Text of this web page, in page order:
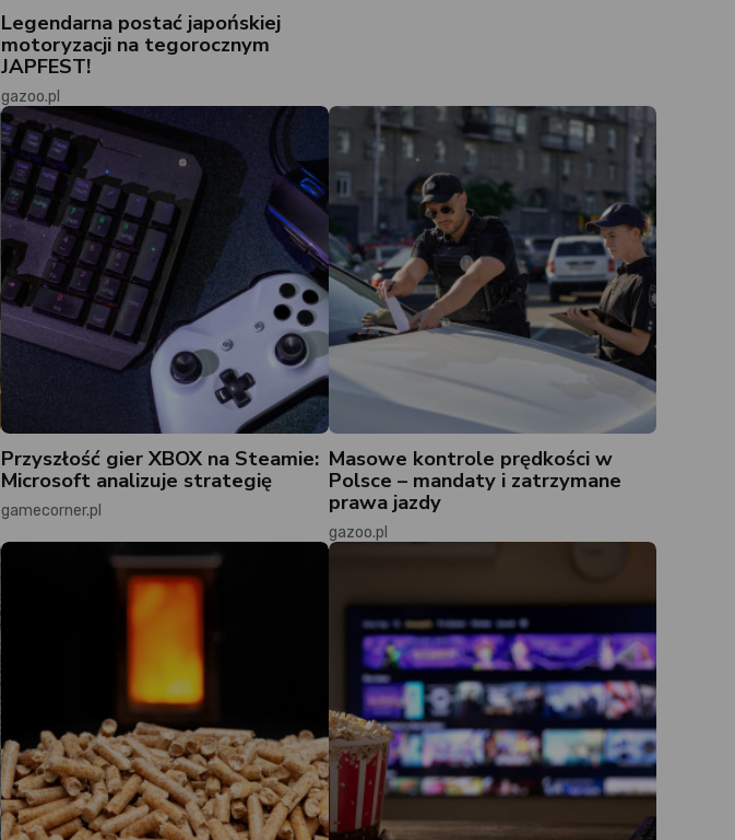
Legendarna postać japońskiej
motoryzacji na tegorocznym
JAPFEST!
gazoo.pl
Przyszłość gier XBOX na Steamie:
Microsoft analizuje strategię
gamecorner.pl
Masowe kontrole prędkości w
Polsce – mandaty i zatrzymane
prawa jazdy
gazoo.pl